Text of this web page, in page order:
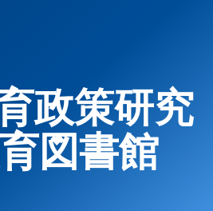
政策研究
図書館